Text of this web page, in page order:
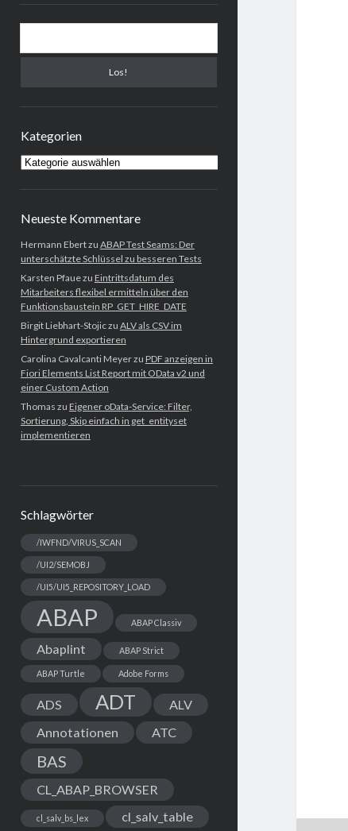
Sidebar
Kategorien
Kategorien
Neueste Kommentare
Hermann Ebertzu ABAP Test Seams: Der
unterschätzte Schlüssel zu besseren Tests
Karsten Pfauezu Eintrittsdatum des
Mitarbeiters flexibel ermitteln über den
Funktionsbaustein RP_GET_HIRE_DATE
Birgit Liebhart-Stojiczu ALV als CSV im
Hintergrund exportieren
Carolina Cavalcanti Meyerzu PDF anzeigen in
Fiori Elements List Report mit OData v2 und
einer Custom Action
Thomas zu Eigener oData-Service: Filter,
Sortierung, Skip einfach in get_entityset
implementieren
Schlagwörter
/IWFND/VIRUS_SCAN
/UI2/SEMOBJ
/UI5/UI5_REPOSITORY_LOAD
ABAP ABAP Classiv
Abaplint ABAP Strict
ABAP Turtle Adobe Forms
ADS ADT
ALV
Annotationen
ATC
BAS
CL_ABAP_BROWSER
cl_salv_bs_lex cl_salv_table